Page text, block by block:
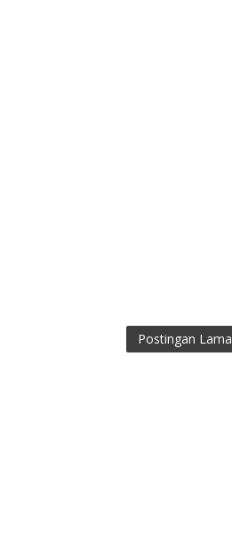
Postingan Lama